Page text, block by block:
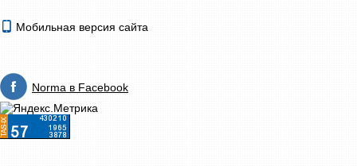
Мобильная версия сайта
Norma в Facebook